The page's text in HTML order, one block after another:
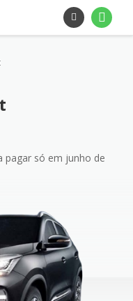
pagar só em junho de